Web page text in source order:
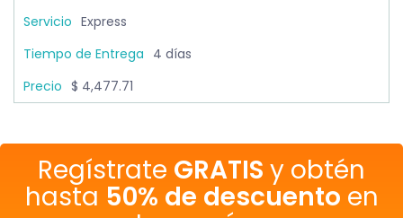
Express
4 días
$ 4,477.71
Regístrate GRATIS y obtén
hasta 50% de descuento en